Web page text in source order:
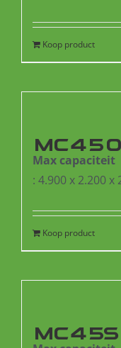
Koop product
Max capaciteit
: 4.900 x 2.200 x
Koop product
MC45S